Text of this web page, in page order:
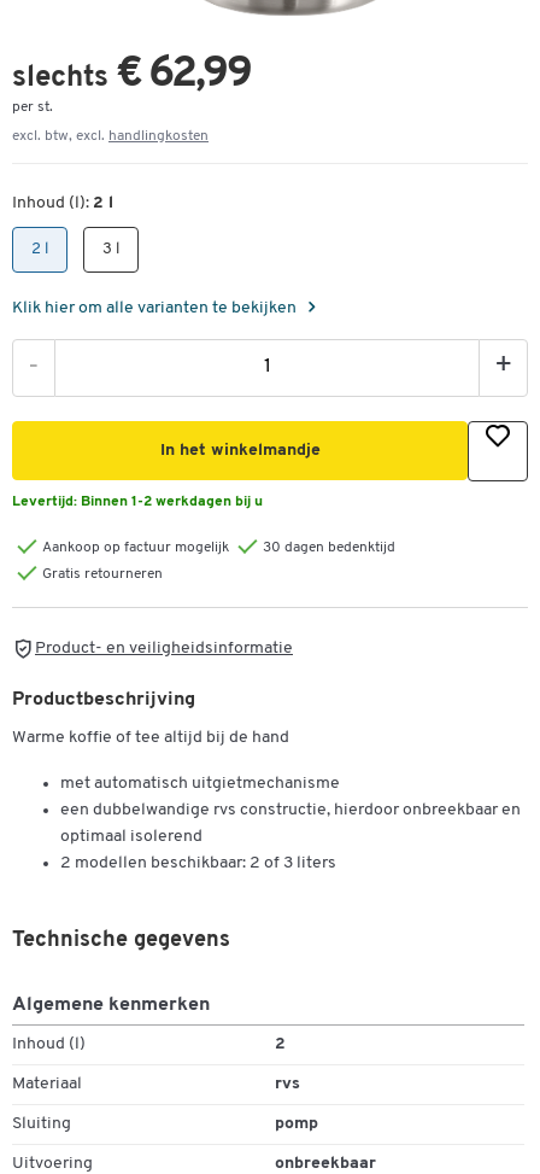
slechts € 62,99
per st.
excl. btw, excl. handlingkosten
Inhoud (l): 2 l
2 l 3 l
Klik hier om alle varianten te bekijken
- +
In het winkelmandje
Levertijd: Binnen 1-2 werkdagen bij u
Aankoop op factuur mogelijk
30 dagen bedenktijd
Gratis retourneren
Product- en veiligheidsinformatie
Productbeschrijving
Warme koffie of tee altijd bij de hand
met automatisch uitgietmechanisme
een dubbelwandige rvs constructie, hierdoor onbreekbaar en
optimaal isolerend
2 modellen beschikbaar: 2 of 3 liters
Technische gegevens
Algemene kenmerken
Inhoud (l) 2
Materiaal rvs
Sluiting pomp
Uitvoering onbreekbaar